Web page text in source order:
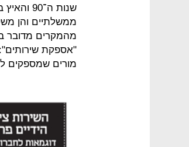
שנות
ממשלתיים והן
מהמקרים מדובר
"אספקת
מורים שמספקים